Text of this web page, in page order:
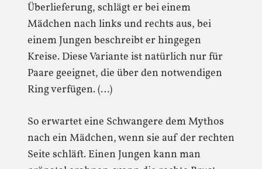
Überlieferung, schlägt er bei einem
Mädchen nach links und rechts aus, bei
einem Jungen beschreibt er hingegen
Kreise. Diese Variante ist natürlich nur für
Paare geeignet, die über den notwendigen
Ring verfügen. (…)
So erwartet eine Schwangere dem Mythos
nach ein Mädchen, wenn sie auf der rechten
Seite schläft. Einen Jungen kann man